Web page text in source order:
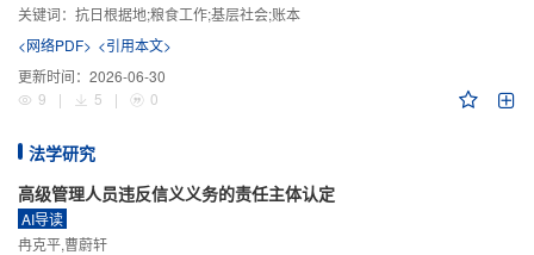
关键词： 抗日根据地;粮食工作;基层社会;账本
<网络PDF> <引用本文>
更新时间： 2026-06-30
9
| 5 | 0
法学研究
高级管理人员违反信义义务的责任主体认定
AI导读
冉克平,曹蔚轩